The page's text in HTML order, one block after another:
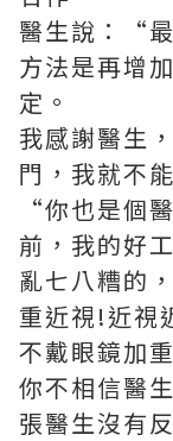
醫生說：“
方法是再增
定。
我感謝醫生
門，我就不
“你也是個
前，我的好
亂七八糟的
重近視!近視
不戴眼鏡加
你不相信醫
張醫生沒有